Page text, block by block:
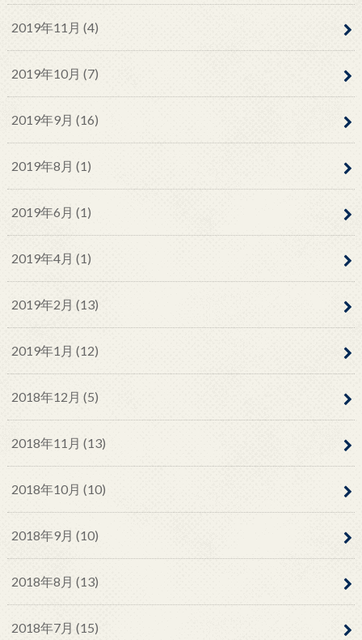
2019年11月 (4)
2019年10月 (7)
2019年9月 (16)
2019年8月 (1)
2019年6月 (1)
2019年4月 (1)
2019年2月 (13)
2019年1月 (12)
2018年12月 (5)
2018年11月 (13)
2018年10月 (10)
2018年9月 (10)
2018年8月 (13)
2018年7月 (15)